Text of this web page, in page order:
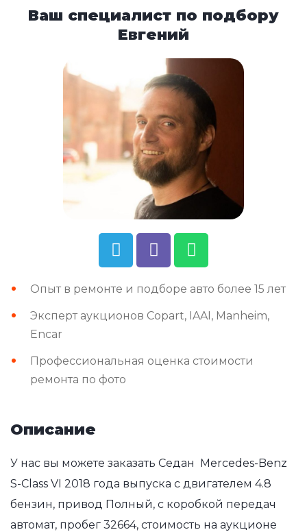
Ваш специалист по подбору
Евгений
Опыт в ремонте и подборе авто более 15 лет
Эксперт аукционов Copart, IAAI, Manheim,
Encar
Профессиональная оценка стоимости
ремонта по фото
Описание
У нас вы можете заказать Седан Mercedes-Benz
S-Class VI 2018 года выпуска с двигателем 4.8
бензин, привод Полный, с коробкой передач
автомат, пробег 32664, стоимость на аукционе